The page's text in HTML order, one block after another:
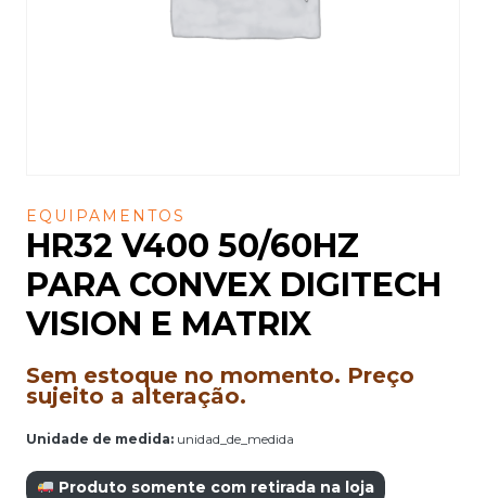
EQUIPAMENTOS
HR32 V400 50/60HZ
PARA CONVEX DIGITECH
VISION E MATRIX
Sem estoque no momento. Preço
sujeito a alteração.
Unidade de medida: unidad_de_medida
Produto somente com retirada na loja